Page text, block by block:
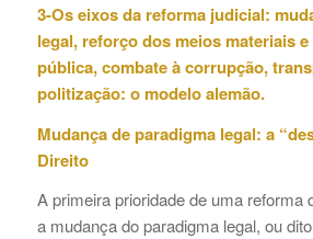
3-Os eixos da reforma judicial:
legal, reforço dos meios materiais
pública, combate à corrupção,
politização: o modelo alemão.
Mudança de paradigma legal: a
Direito
A primeira prioridade de uma reforma
a mudança do paradigma legal, ou